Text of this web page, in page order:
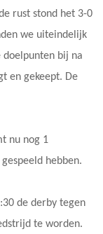
rust stond het 3-0
we uiteindelijk
bij na
en gekeept. De
nu nog 1
hebben.
de derby tegen
te worden.